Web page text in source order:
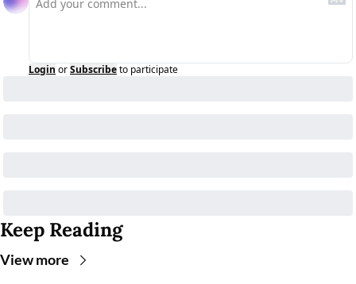
Login orSubscribeto participate
Keep Reading
View more